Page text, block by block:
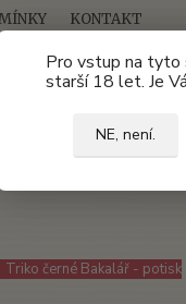
Pro vstup na
starší 18 let. Je
NE, není.
KONTAKT
Triko černé Bakalář - potisk